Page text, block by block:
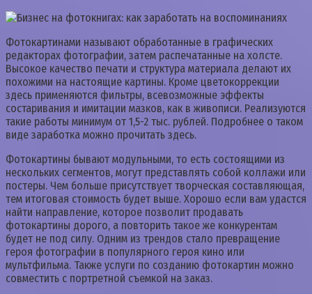
Фотокартинами называют обработанные в графических
редакторах фотографии, затем распечатанные на холсте.
Высокое качество печати и структура материала делают их
похожими на настоящие картины. Кроме цветокоррекции
здесь применяются фильтры, всевозможные эффекты
состаривания и имитации мазков, как в живописи. Реализуются
такие работы минимум от 1,5-2 тыс. рублей. Подробнее о таком
виде заработка можно прочитать здесь.
Фотокартины бывают модульными, то есть состоящими из
нескольких сегментов, могут представлять собой коллажи или
постеры. Чем больше присутствует творческая составляющая,
тем итоговая стоимость будет выше. Хорошо если вам удастся
найти направление, которое позволит продавать
фотокартины дорого, а повторить такое же конкурентам
будет не под силу. Одним из трендов стало превращение
героя фотографии в популярного героя кино или
мультфильма. Также услуги по созданию фотокартин можно
совместить с портретной съемкой на заказ.